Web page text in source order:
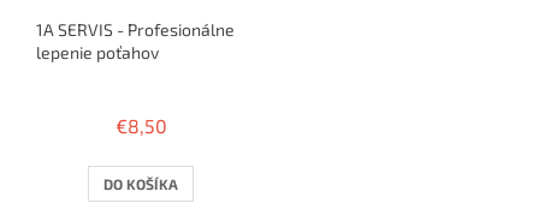
1A SERVIS - Profesionálne
lepenie poťahov
produktu
3,8
z
€8,50
DO KOŠÍKA